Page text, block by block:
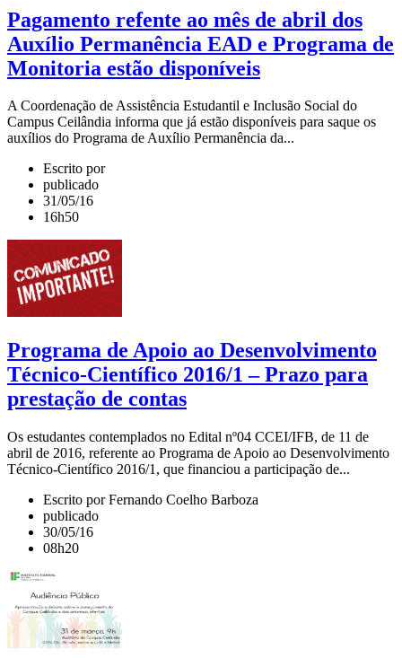
Pagamento refente ao mês de abril dos
Auxílio Permanência EAD e Programa de
Monitoria estão disponíveis
A Coordenação de Assistência Estudantil e Inclusão Social do
Campus Ceilândia informa que já estão disponíveis para saque os
auxílios do Programa de Auxílio Permanência da...
Escrito por
publicado
31/05/16
16h50
Programa de Apoio ao Desenvolvimento
Técnico-Científico 2016/1 – Prazo para
prestação de contas
Os estudantes contemplados no Edital nº04 CCEI/IFB, de 11 de
abril de 2016, referente ao Programa de Apoio ao Desenvolvimento
Técnico-Científico 2016/1, que financiou a participação de...
Escrito por Fernando Coelho Barboza
publicado
30/05/16
08h20